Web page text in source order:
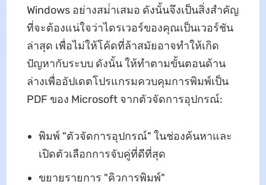
Windows อย่างสม่ําเสมอ ดังนั้นจึงเป็นสิ่งสําคัญ
ที่จะต้องแน่ใจว่าไดรเวอร์ของคุณเป็นเวอร์ชัน
ล่าสุด เพื่อไม่ให้โค้ดที่ล้าสมัยอาจทําให้เกิด
ปัญหากับระบบ ดังนั้น ให้ทําตามขั้นตอนด้าน
ล่างเพื่ออัปเดตโปรแกรมควบคุมการพิมพ์เป็น
PDF ของ Microsoft จากตัวจัดการอุปกรณ์:
พิมพ์ "ตัวจัดการอุปกรณ์" ในช่องค้นหาและ
เปิดตัวเลือกการจับคู่ที่ดีที่สุด
ขยายรายการ "คิวการพิมพ์"